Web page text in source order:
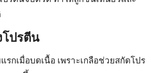
โปรตีน
รกเมื่อบดเนื้อ เพราะเกลือช่วยสกัดโปร